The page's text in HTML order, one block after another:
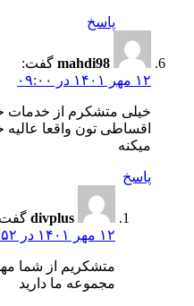
پاسخ
mahdi98 گفت:
۱۲ مهر ۱۴۰۱ در ۰۹:۰۰
خیلی متشکرم از خدمات
اقساطی تون واقعا عالیه
میکنه
پاسخ
divplus
۱۲ مهر ۱۴۰۱ در ۱۱:۵۲
متشکریم از شما
مجموعه ما دارید